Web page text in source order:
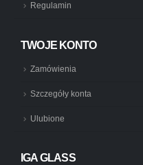
Regulamin
TWOJE KONTO
Zamówienia
Szczegóły konta
Ulubione
IGA GLASS